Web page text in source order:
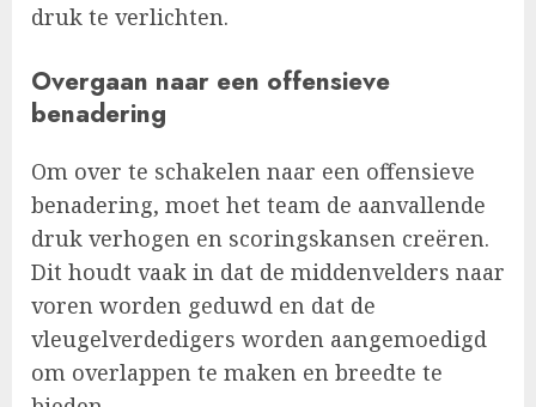
druk te verlichten.
Overgaan naar een offensieve
benadering
Om over te schakelen naar een offensieve
benadering, moet het team de aanvallende
druk verhogen en scoringskansen creëren.
Dit houdt vaak in dat de middenvelders naar
voren worden geduwd en dat de
vleugelverdedigers worden aangemoedigd
om overlappen te maken en breedte te